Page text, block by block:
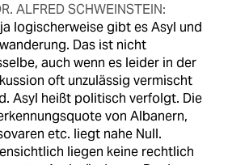
ALFRED SCHWEINSTEIN:
logischerweise gibt es Asyl und
Das ist nicht
auch wenn es leider in der
oft unzulässig vermischt
Asyl heißt politisch verfolgt. Die
von Albanern,
etc. liegt nahe Null.
liegen keine rechtlich